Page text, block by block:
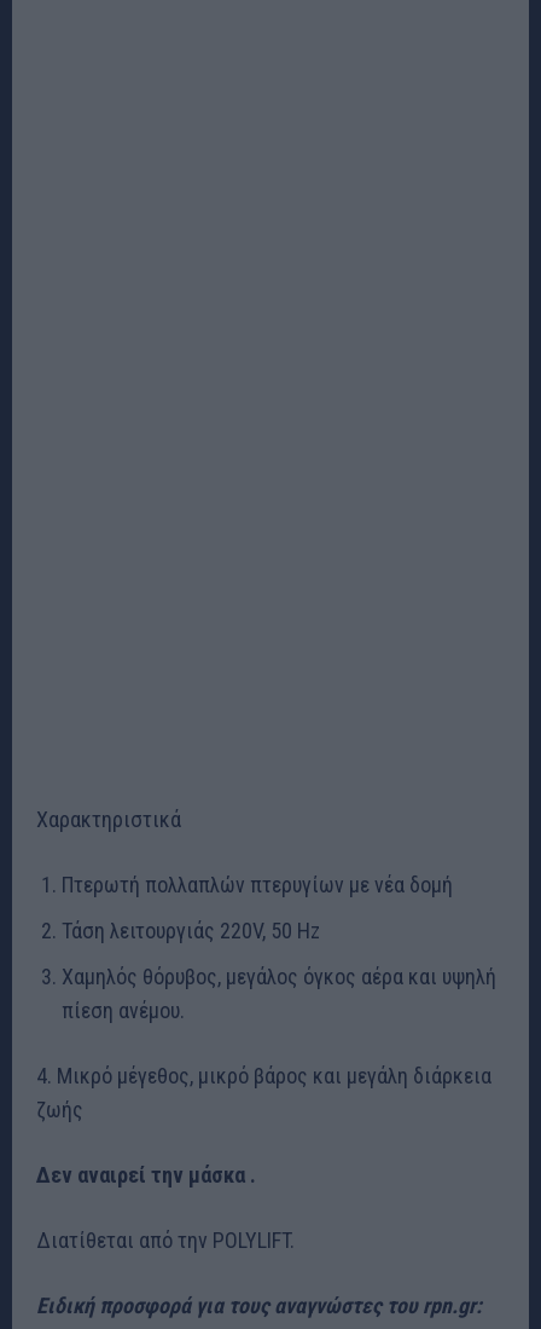
Χαρακτηριστικά
Πτερωτή πολλαπλών πτερυγίων με νέα δομή
Τάση λειτουργιάς 220V, 50 Hz
Χαμηλός θόρυβος, μεγάλος όγκος αέρα και υψηλή
πίεση ανέμου.
4. Μικρό μέγεθος, μικρό βάρος και μεγάλη διάρκεια
ζωής
Δεν αναιρεί την μάσκα .
Διατίθεται από την POLYLIFT.
Ειδική προσφορά για τους αναγνώστες του rpn.gr: